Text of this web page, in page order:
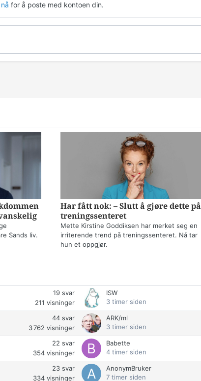
for å poste med kontoen din.
Sands liv.
Har fått nok: – Slutt å gjøre dette på
treningssenteret
Mette Kirstine Goddiksen har merket seg en
irriterende trend på treningssenteret. Nå tar
hun et oppgjør.
19 svar
211 visninger
ISW
3 timer siden
44 svar
3 762 visninger
ARK/ml
3 timer siden
22 svar
354 visninger
Babette
4 timer siden
23 svar
334 visninger
AnonymBruker
7 timer siden